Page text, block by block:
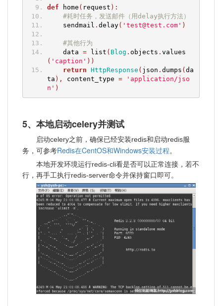
def home ( request ):
#耗时任务，发送邮件（用delay执行方法）
sendmail . delay( 'test@test.com' )
#其他行为
data = list ( Blog . objects . values
( 'caption' ))
return HttpResponse ( json . dumps ( da
ta ), content_type =
'application/jso
n' )
5、本地启动celery并测试
启动celery之前，确保已经安装redis和启动redis服
务，可参考Redis在CentOS和Windows安装过程。
本地开发环境运行redis-cli看是否可以正常连接，若不
行，再手工执行redis-server命令并保持窗口即可。